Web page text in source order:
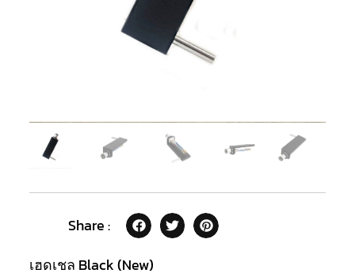
Share :
เฮดเชล Black (New)